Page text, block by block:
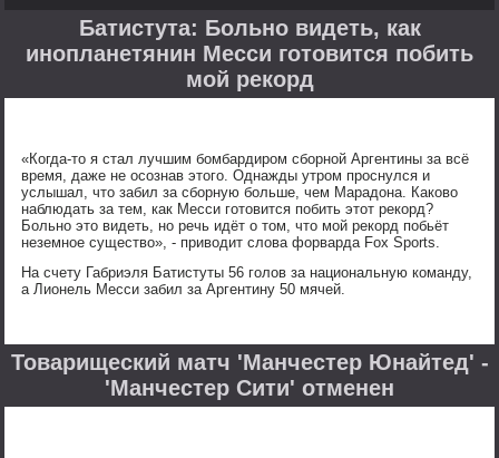
Батистута: Больно видеть, как
инопланетянин Месси готовится побить
мой рекорд
«Когда-то я стал лучшим бомбардиром сборной Аргентины за всё
время, даже не осознав этого. Однажды утром проснулся и
услышал, что забил за сборную больше, чем Марадона. Каково
наблюдать за тем, как Месси готовится побить этот рекорд?
Больно это видеть, но речь идёт о том, что мой рекорд побьёт
неземное существо», - приводит слова форварда Fox Sports.
На счету Габриэля Батистуты 56 голов за национальную команду,
а Лионель Месси забил за Аргентину 50 мячей.
Товарищеский матч 'Манчестер Юнайтед' -
'Манчестер Сити' отменен